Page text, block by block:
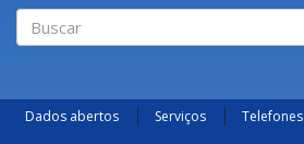
Dados abertos Serviços Telefones